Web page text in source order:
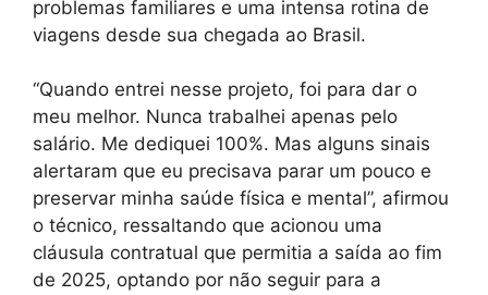
problemas familiares e uma intensa rotina de
viagens desde sua chegada ao Brasil.
“Quando entrei nesse projeto, foi para dar o
meu melhor. Nunca trabalhei apenas pelo
salário. Me dediquei 100%. Mas alguns sinais
alertaram que eu precisava parar um pouco e
preservar minha saúde física e mental”, afirmou
o técnico, ressaltando que acionou uma
cláusula contratual que permitia a saída ao fim
de 2025, optando por não seguir para a